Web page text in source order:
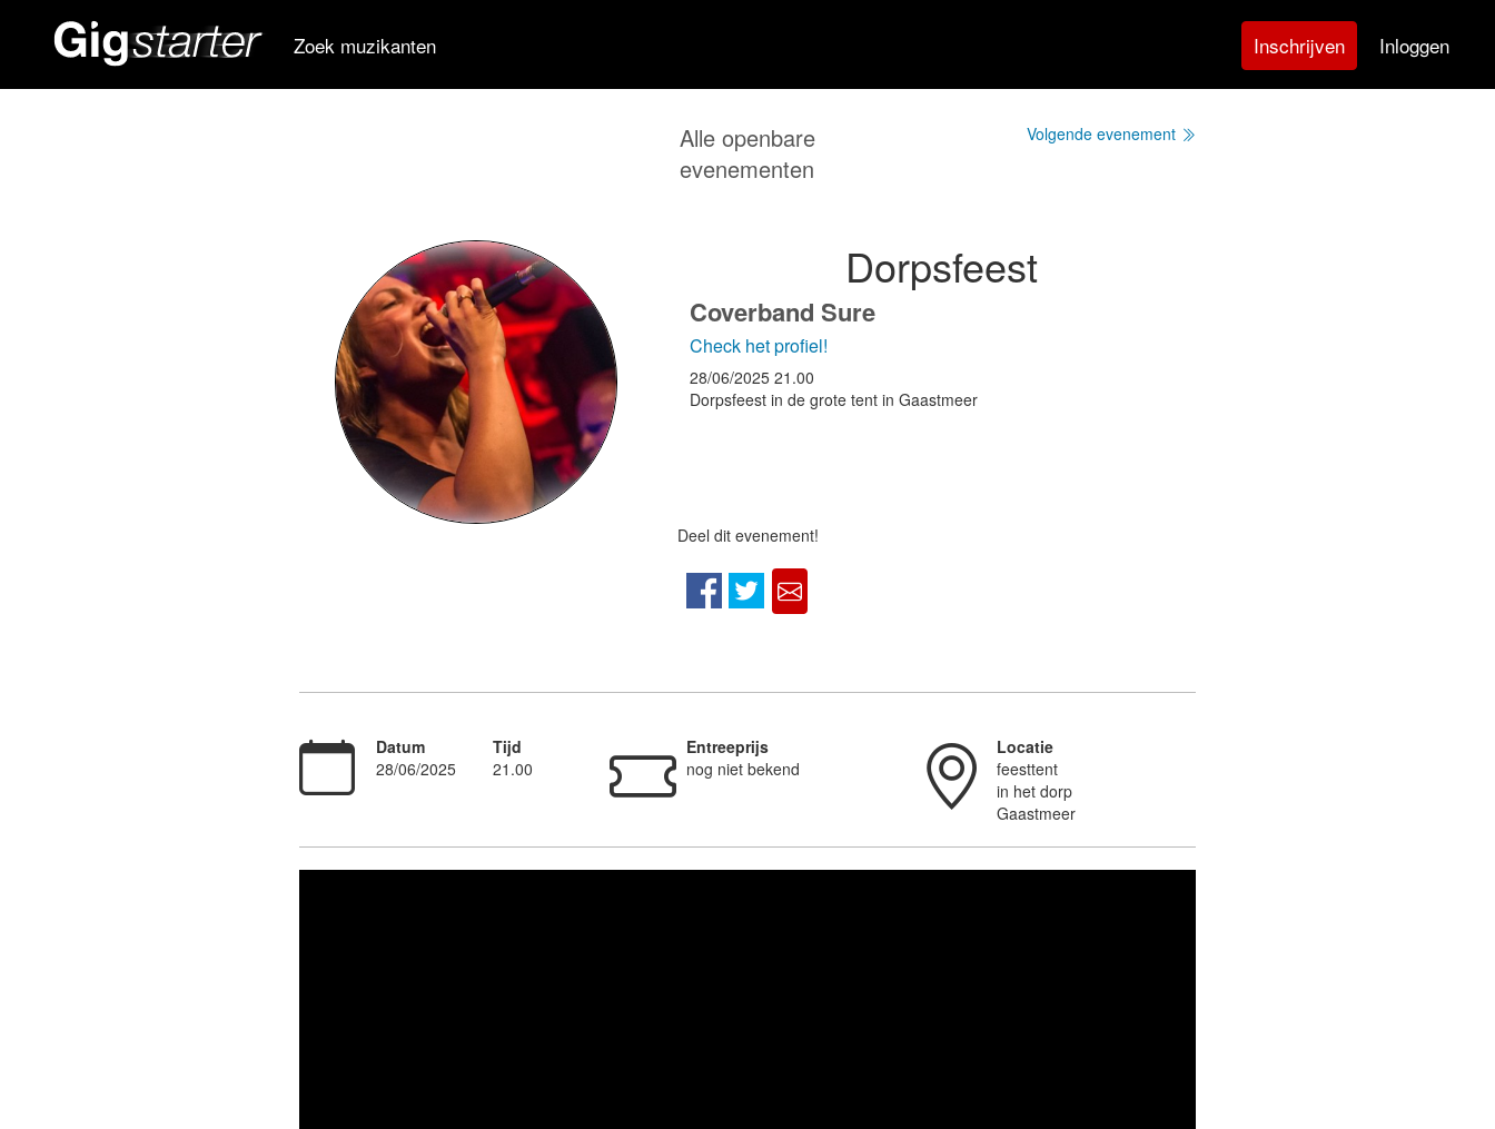
Zoek muzikanten Inschrijven Inloggen
Alle openbare
evenementen
Volgende evenement
Dorpsfeest
Coverband Sure
Check het profiel!
28/06/2025 21.00
Dorpsfeest in de grote tent in Gaastmeer
Deel dit evenement!
Datum
28/06/2025
Tijd
21.00
Entreeprijs
nog niet bekend
Locatie
feesttent
in het dorp
Gaastmeer